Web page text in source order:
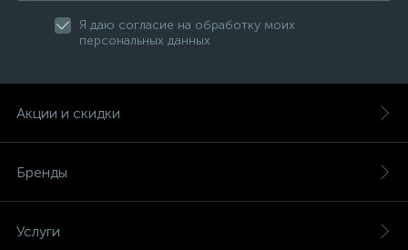
Я даю согласие на обработку моих
персональных данных
Акции и скидки
Бренды
Услуги